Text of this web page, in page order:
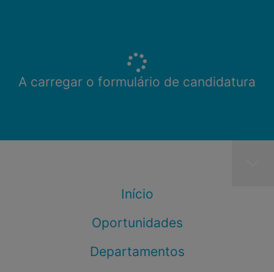
A carregar o formulário de candidatura
Início
Oportunidades
Departamentos